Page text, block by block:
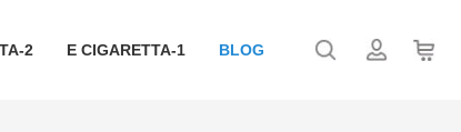
2 E CIGARETTA-1 BLOG